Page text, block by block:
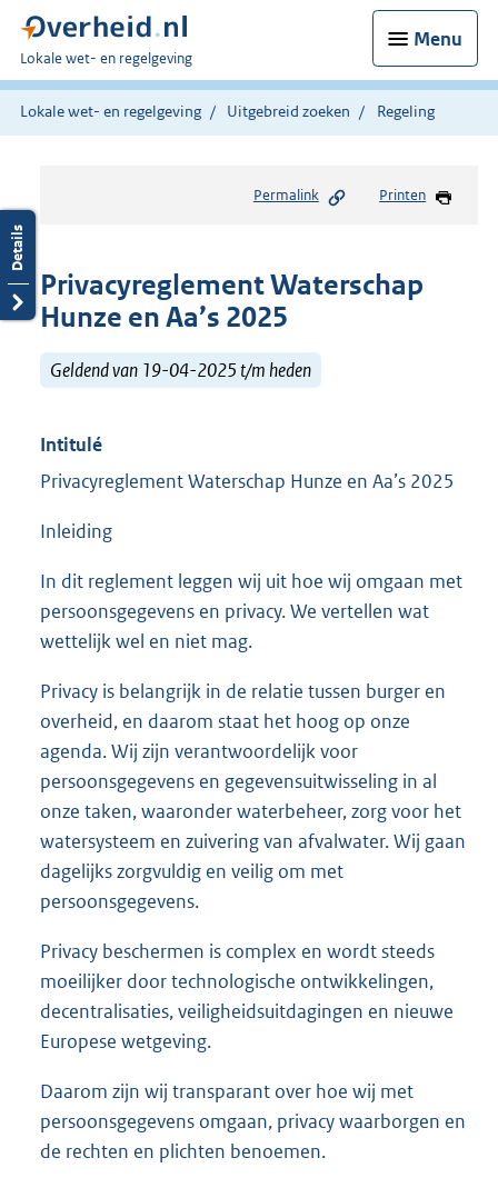
Menu
U
bent
hier:
Lokale wet- en regelgeving
Lokale wet- en regelgeving Uitgebreid zoeken Regeling
Permalink Printen
Privacyreglement Waterschap
Hunze en Aa’s 2025
Geldend van 19-04-2025 t/m heden
Intitulé
Privacyreglement Waterschap Hunze en Aa’s 2025
Inleiding
In dit reglement leggen wij uit hoe wij omgaan met
persoonsgegevens en privacy. We vertellen wat
wettelijk wel en niet mag.
Privacy is belangrijk in de relatie tussen burger en
overheid, en daarom staat het hoog op onze
agenda. Wij zijn verantwoordelijk voor
persoonsgegevens en gegevensuitwisseling in al
onze taken, waaronder waterbeheer, zorg voor het
watersysteem en zuivering van afvalwater. Wij gaan
dagelijks zorgvuldig en veilig om met
persoonsgegevens.
Privacy beschermen is complex en wordt steeds
moeilijker door technologische ontwikkelingen,
decentralisaties, veiligheidsuitdagingen en nieuwe
Europese wetgeving.
Daarom zijn wij transparant over hoe wij met
persoonsgegevens omgaan, privacy waarborgen en
de rechten en plichten benoemen.